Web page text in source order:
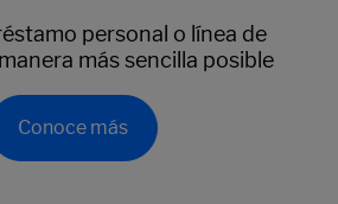
personal o línea de
más sencilla posible
Conoce más